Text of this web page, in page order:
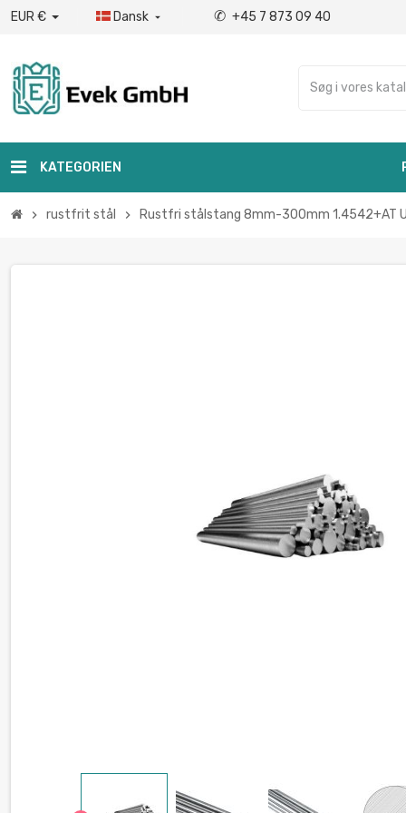
EUR € Dansk  ✆ +45 7 873 09 40
KATEGORIEN
chevron_right rustfrit stål chevron_right Rustfri stålstang 8mm-300mm 1.4542+AT